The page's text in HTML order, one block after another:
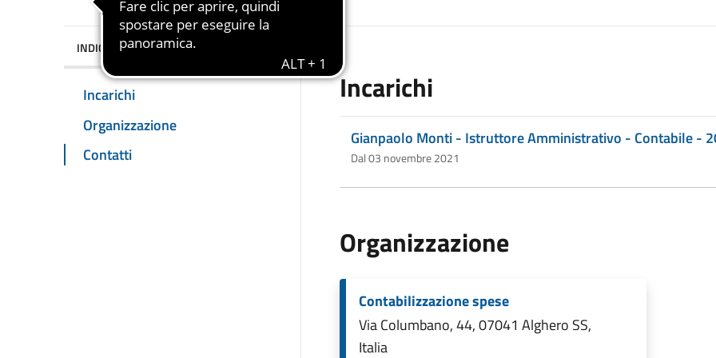
INDICE DELLA PAGINA
Incarichi
Organizzazione
Contatti
Incarichi
Gianpaolo Monti - Istruttore Amministrativo - Contabile -
Dal 03 novembre 2021
Organizzazione
Contabilizzazione spese
Via Columbano, 44, 07041 Alghero SS,
Italia